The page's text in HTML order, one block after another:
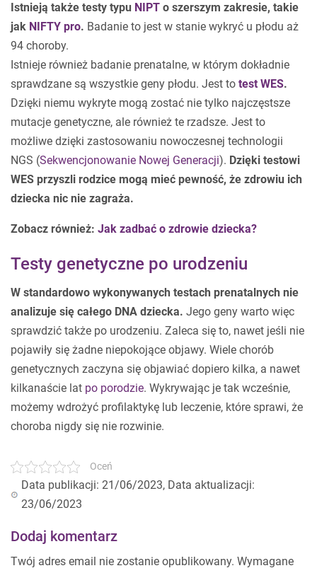
Istnieją także testy typu NIPT o szerszym zakresie, takie
jak NIFTY pro. Badanie to jest w stanie wykryć u płodu aż
94 choroby.
Istnieje również badanie prenatalne, w którym dokładnie
sprawdzane są wszystkie geny płodu. Jest to test WES.
Dzięki niemu wykryte mogą zostać nie tylko najczęstsze
mutacje genetyczne, ale również te rzadsze. Jest to
możliwe dzięki zastosowaniu nowoczesnej technologii
NGS (Sekwencjonowanie Nowej Generacji). Dzięki testowi
WES przyszli rodzice mogą mieć pewność, że zdrowiu ich
dziecka nic nie zagraża.
Zobacz również: Jak zadbać o zdrowie dziecka?
Testy genetyczne po urodzeniu
W standardowo wykonywanych testach prenatalnych nie
analizuje się całego DNA dziecka. Jego geny warto więc
sprawdzić także po urodzeniu. Zaleca się to, nawet jeśli nie
pojawiły się żadne niepokojące objawy. Wiele chorób
genetycznych zaczyna się objawiać dopiero kilka, a nawet
kilkanaście lat po porodzie. Wykrywając je tak wcześnie,
możemy wdrożyć profilaktykę lub leczenie, które sprawi, że
choroba nigdy się nie rozwinie.
Oceń
Data publikacji: 21/06/2023, Data aktualizacji:
23/06/2023
Dodaj komentarz
Twój adres email nie zostanie opublikowany. Wymagane